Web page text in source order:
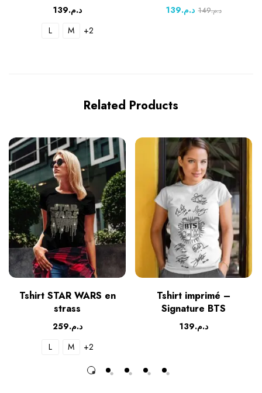
د.م.139
L
M +2
د.م.139 د.م.149
Related Products
Tshirt STAR WARS en
strass
د.م.259
L
M +2
Tshirt imprimé –
Signature BTS
د.م.139